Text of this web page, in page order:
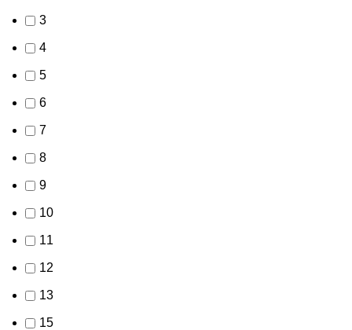
3
4
5
6
7
8
9
10
11
12
13
15